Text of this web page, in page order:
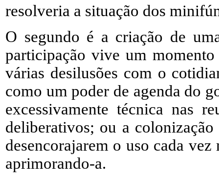
resolveria a situação dos
O segundo é a criação de
participação vive um
várias desilusões com o
como um poder de agenda do
excessivamente técnica nas
deliberativos; ou a
desencorajarem o uso cada
aprimorando-a.